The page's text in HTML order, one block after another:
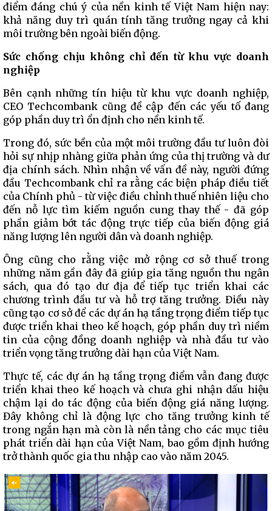
điểm đáng chú ý của nền kinh tế Việt Nam hiện nay:
khả năng duy trì quán tính tăng trưởng ngay cả khi
môi trường bên ngoài biến động.
Sức chống chịu không chỉ đến từ khu vực doanh
nghiệp
Bên cạnh những tín hiệu từ khu vực doanh nghiệp,
CEO Techcombank cũng đề cập đến các yếu tố đang
góp phần duy trì ổn định cho nền kinh tế.
Trong đó, sức bền của một môi trường đầu tư luôn đòi
hỏi sự nhịp nhàng giữa phản ứng của thị trường và dư
địa chính sách. Nhìn nhận về vấn đề này, người đứng
đầu Techcombank chỉ ra rằng các biện pháp điều tiết
của Chính phủ - từ việc điều chỉnh thuế nhiên liệu cho
đến nỗ lực tìm kiếm nguồn cung thay thế - đã góp
phần giảm bớt tác động trực tiếp của biến động giá
năng lượng lên người dân và doanh nghiệp.
Ông cũng cho rằng việc mở rộng cơ sở thuế trong
những năm gần đây đã giúp gia tăng nguồn thu ngân
sách, qua đó tạo dư địa để tiếp tục triển khai các
chương trình đầu tư và hỗ trợ tăng trưởng. Điều này
cũng tạo cơ sở để các dự án hạ tầng trọng điểm tiếp tục
được triển khai theo kế hoạch, góp phần duy trì niềm
tin của cộng đồng doanh nghiệp và nhà đầu tư vào
triển vọng tăng trưởng dài hạn của Việt Nam.
Thực tế, các dự án hạ tầng trọng điểm vẫn đang được
triển khai theo kế hoạch và chưa ghi nhận dấu hiệu
chậm lại do tác động của biến động giá năng lượng.
Đây không chỉ là động lực cho tăng trưởng kinh tế
trong ngắn hạn mà còn là nền tảng cho các mục tiêu
phát triển dài hạn của Việt Nam, bao gồm định hướng
trở thành quốc gia thu nhập cao vào năm 2045.